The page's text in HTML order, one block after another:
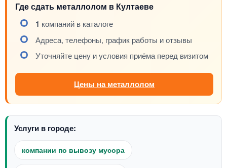
Где сдать металлолом в Култаеве
1 компаний в каталоге
Адреса, телефоны, график работы и отзывы
Уточняйте цену и условия приёма перед визитом
Цены на металлолом
Услуги в городе:
компании по вывозу мусора